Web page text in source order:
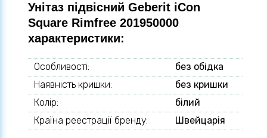
Унітаз підвісний Geberit iCon
Square Rimfree 201950000
характеристики:
Особливості:
без обідка
Наявність кришки:
без кришки
Колір:
білий
Країна реестрації бренду:
Швейцарія